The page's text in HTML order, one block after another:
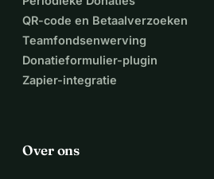
QR-code en Betaalverzoeken
Teamfondsenwerving
Donatieformulier-plugin
Zapier-integratie
Over ons